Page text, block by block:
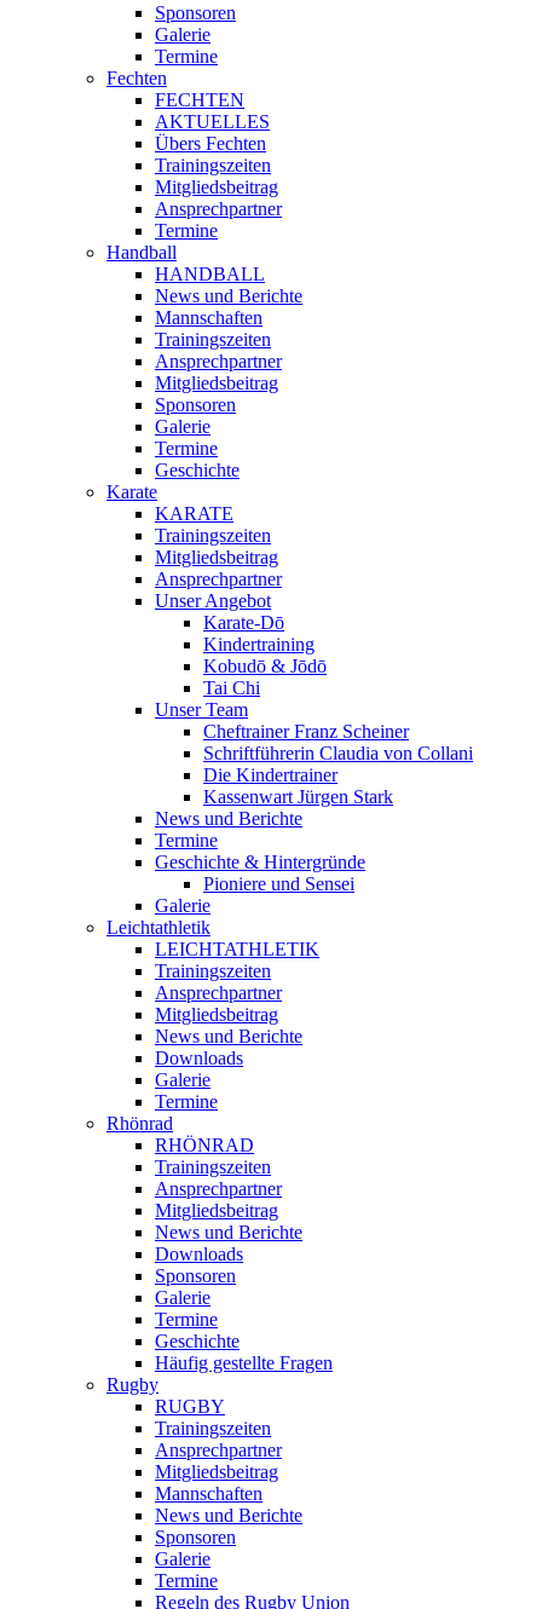
Sponsoren
Galerie
Termine
Fechten
FECHTEN
AKTUELLES
Übers Fechten
Trainingszeiten
Mitgliedsbeitrag
Ansprechpartner
Termine
Handball
HANDBALL
News und Berichte
Mannschaften
Trainingszeiten
Ansprechpartner
Mitgliedsbeitrag
Sponsoren
Galerie
Termine
Geschichte
Karate
KARATE
Trainingszeiten
Mitgliedsbeitrag
Ansprechpartner
Unser Angebot
Karate-Dō
Kindertraining
Kobudō & Jōdō
Tai Chi
Unser Team
Cheftrainer Franz Scheiner
Schriftführerin Claudia von Collani
Die Kindertrainer
Kassenwart Jürgen Stark
News und Berichte
Termine
Geschichte & Hintergründe
Pioniere und Sensei
Galerie
Leichtathletik
LEICHTATHLETIK
Trainingszeiten
Ansprechpartner
Mitgliedsbeitrag
News und Berichte
Downloads
Galerie
Termine
Rhönrad
RHÖNRAD
Trainingszeiten
Ansprechpartner
Mitgliedsbeitrag
News und Berichte
Downloads
Sponsoren
Galerie
Termine
Geschichte
Häufig gestellte Fragen
Rugby
RUGBY
Trainingszeiten
Ansprechpartner
Mitgliedsbeitrag
Mannschaften
News und Berichte
Sponsoren
Galerie
Termine
Regeln des Rugby Union